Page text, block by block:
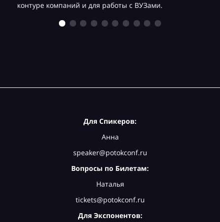
контуре компаний и для работы с ВУЗами.
Для Спикеров:
Анна
speaker@potokconf.ru
Вопросы по Билетам:
Наталья
tickets@potokconf.ru
Для Экспонентов: